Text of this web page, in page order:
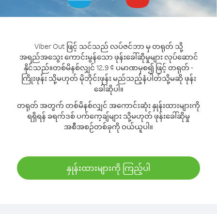
Viber Out ဖြင့် သင်သည် လပ်ဇင်ဘာ မှ တရုတ် သို့
အရည်အသွေး ကောင်းမွန်သော ဖုန်းခေါ်ဆိုမှုများ လုပ်ဆောင်
နိုင်သည်။တစ်မိနစ်လျှင် 12.9 ¢ ပမာဏမှစ၍ ဖြင့် တရုတ် -
ကြိုးဖုန်း သို့မဟုတ် မိုဘိုင်းဖုန်း မည်သည့်နံပါတ်သို့မဆို ဖုန်း
ခေါ်ဆိုပါ။
တရုတ် အတွက် တစ်မိနစ်လျှင် အကောင်းဆုံး နှုန်းထားများကို
ရရှိရန် ခရက်ဒစ် ပက်ကေ့ချ်များ သို့မဟုတ် ဖုန်းခေါ်ဆိုမှု
အစီအစဉ်တစ်ခုကို ဝယ်ယူပါ။
နှုန်းထားများကို ကြည့်ပါ